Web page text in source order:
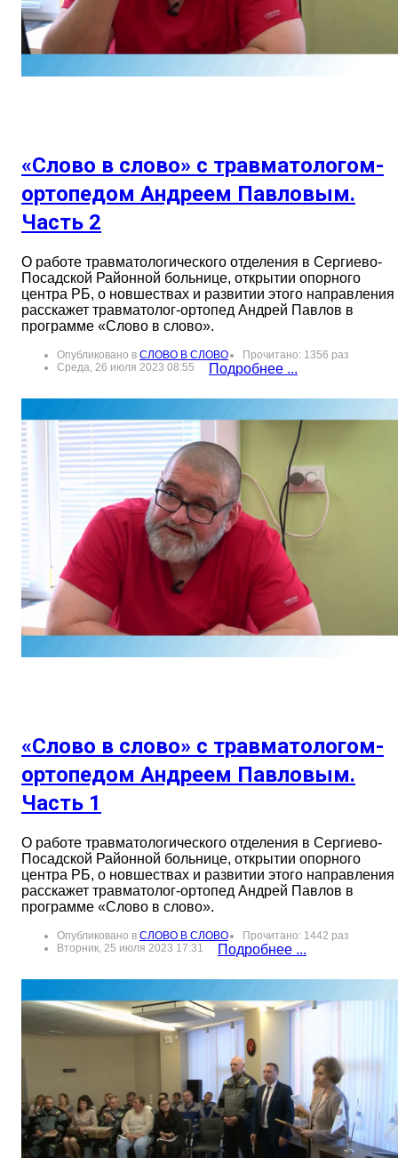
«Слово в слово» с травматологом-
ортопедом Андреем Павловым.
Часть 2
О работе травматологического отделения в Сергиево-
Посадской Районной больнице, открытии опорного
центра РБ, о новшествах и развитии этого направления
расскажет травматолог-ортопед Андрей Павлов в
программе «Слово в слово».
Опубликовано в СЛОВО В СЛОВО
Прочитано: 1356 раз
Среда, 26 июля 2023 08:55
Подробнее ...
«Слово в слово» с травматологом-
ортопедом Андреем Павловым.
Часть 1
О работе травматологического отделения в Сергиево-
Посадской Районной больнице, открытии опорного
центра РБ, о новшествах и развитии этого направления
расскажет травматолог-ортопед Андрей Павлов в
программе «Слово в слово».
Опубликовано в СЛОВО В СЛОВО
Прочитано: 1442 раз
Вторник, 25 июля 2023 17:31
Подробнее ...